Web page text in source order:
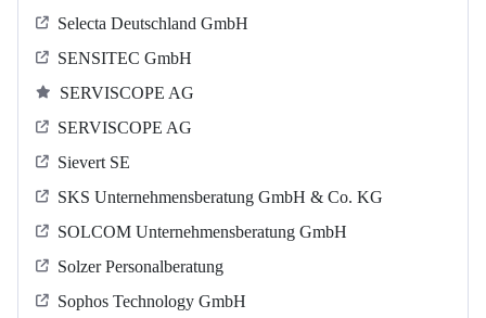
Selecta Deutschland GmbH
SENSITEC GmbH
SERVISCOPE AG
SERVISCOPE AG
Sievert SE
SKS Unternehmensberatung GmbH & Co. KG
SOLCOM Unternehmensberatung GmbH
Solzer Personalberatung
Sophos Technology GmbH